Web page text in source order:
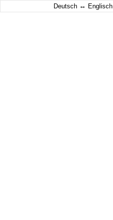
Deutsch ↔ Englisch